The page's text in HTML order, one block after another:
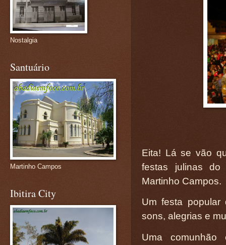
Eita! Lá se vão
festas julinas
Martinho Campos.
Um festa
sons, alegrias e
Uma comunhão
Nostalgia
Santuário
Martinho Campos
Ibitira City